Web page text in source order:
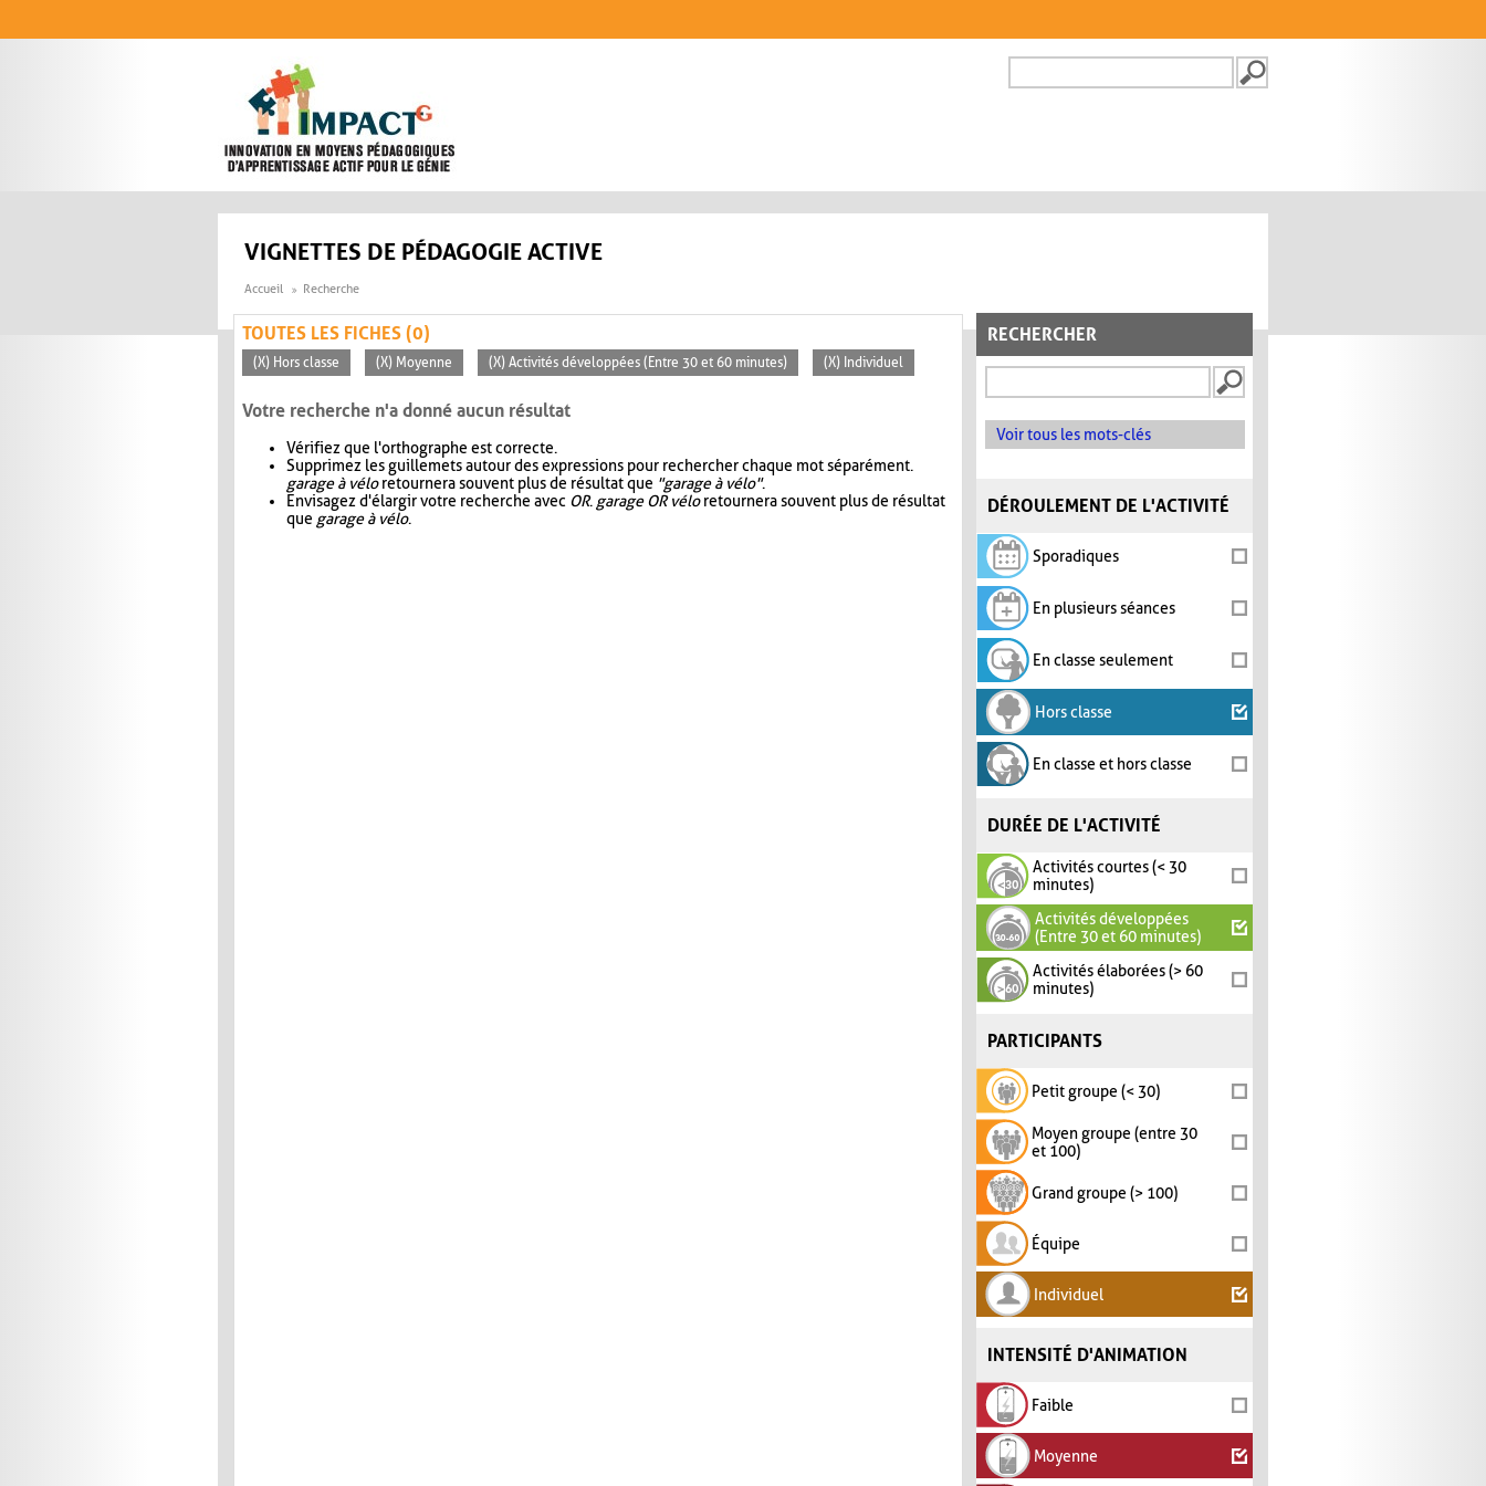
FORMULAIRE DE
VIGNETTES DE PÉDAGOGIE ACTIVE
Accueil Recherche
RECHERCHER
Voir tous les mots-clés
DÉROULEMENT DE L'ACTIVITÉ
Sporadiques
En plusieurs séances
En classe seulement
Hors classe
En classe et hors classe
DURÉE DE L'ACTIVITÉ
Activités courtes (< 30
minutes)
Activités développées
(Entre 30 et 60 minutes)
Activités élaborées (> 60
minutes)
PARTICIPANTS
Petit groupe (< 30)
Moyen groupe (entre 30
et 100)
Grand groupe (> 100)
Équipe
Individuel
INTENSITÉ D'ANIMATION
Faible
Moyenne
TOUTES LES FICHES (0)
(X) Hors classe (X) Moyenne (X) Activités développées (Entre 30 et 60 minutes) (X) Individuel
Votre recherche n'a donné aucun résultat
Vérifiez que l'orthographe est correcte.
Supprimez les guillemets autour des expressions pour rechercher chaque mot séparément.
garage à véloretournera souvent plus de résultat que "garage à vélo".
Envisagez d'élargir votre recherche avec OR. garage OR véloretournera souvent plus de résultat
que garage à vélo.